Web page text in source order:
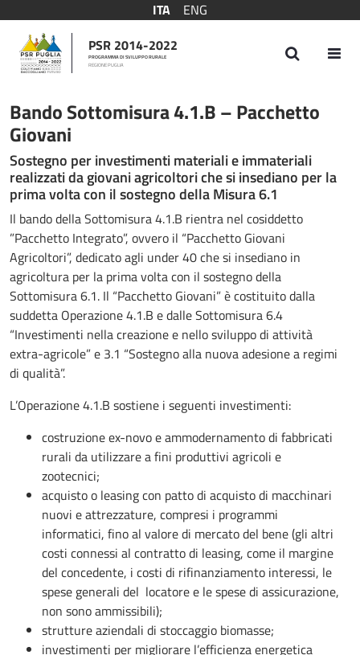
ITA
ENG
PSR 2014-2022
PROGRAMMA DI SVILUPPO RURALE
REGIONE PUGLIA
Bando Sottomisura 4.1.B – Pacchetto
Bando Sottomisura 4.1.B – Pacchetto
Giovani
Sostegno per investimenti materiali e immateriali
realizzati da giovani agricoltori che si insediano per la
prima volta con il sostegno della Misura 6.1
Il bando della Sottomisura 4.1.B rientra nel cosiddetto
”Pacchetto Integrato”, ovvero il “Pacchetto Giovani
Agricoltori”, dedicato agli under 40 che si insediano in
agricoltura per la prima volta con il sostegno della
Sottomisura 6.1. Il “Pacchetto Giovani” è costituito dalla
suddetta Operazione 4.1.B e dalle Sottomisura 6.4
“Investimenti nella creazione e nello sviluppo di attività
extra-agricole” e 3.1 “Sostegno alla nuova adesione a regimi
di qualità”.
L’Operazione 4.1.B sostiene i seguenti investimenti:
costruzione ex-novo e ammodernamento di fabbricati
rurali da utilizzare a fini produttivi agricoli e
zootecnici;
acquisto o leasing con patto di acquisto di macchinari
nuovi e attrezzature, compresi i programmi
informatici, fino al valore di mercato del bene (gli altri
costi connessi al contratto di leasing, come il margine
del concedente, i costi di rifinanziamento interessi, le
spese generali del locatore e le spese di assicurazione,
non sono ammissibili);
strutture aziendali di stoccaggio biomasse;
investimenti per migliorare l’efficienza energetica